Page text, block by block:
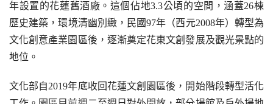
年設置的花蓮舊酒廠。這個佔地3.3公頃的空間，涵蓋26棟
歷史建築，環境清幽別緻，民國97年（西元2008年）轉型為
文化創意產業園區後，逐漸奠定花東文創發展及觀光景點的
地位。
文化部自2019年底收回花蓮文創園區後，開始階段轉型活化